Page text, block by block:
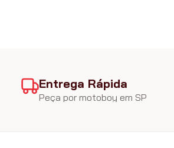
Entrega Rápida
Peça por motoboy em SP